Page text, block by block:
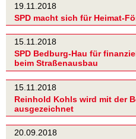
19.11.2018
SPD macht sich für Heimat-
15.11.2018
SPD Bedburg-Hau für
beim Straßenausbau
15.11.2018
Reinhold Kohls wird mit der
ausgezeichnet
20.09.2018